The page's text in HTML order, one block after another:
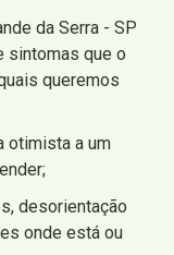
da Serra - SP
sintomas que o
queremos
otimista a um
desorientação
onde está ou